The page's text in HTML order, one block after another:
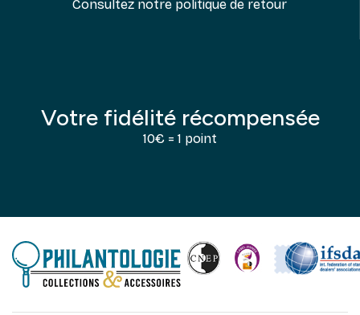
Consultez notre politique de retour
Votre fidélité récompensée
10€ = 1 point